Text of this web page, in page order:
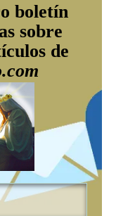
boletín
sobre
de